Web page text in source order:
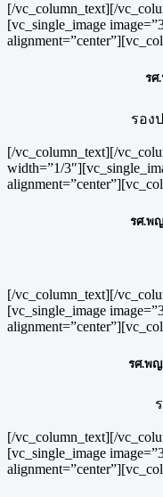
[/vc_column_text][/
[vc_single_image
รศ
รอง
[/vc_column_text][/
width=”1/
รศ.พ
[/vc_column_text][/
[vc_single_image
รศ.พญ
[/vc_column_text][/
[vc_single_image